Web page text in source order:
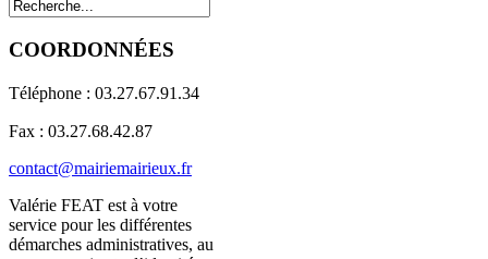
COORDONNÉES
Téléphone : 03.27.67.91.34
Fax : 03.27.68.42.87
contact@mairiemairieux.fr
Valérie FEAT est à votre
service pour les différentes
démarches administratives, au